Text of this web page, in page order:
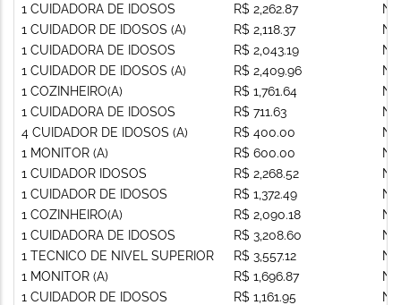
1 CUIDADORA DE IDOSOS
1 CUIDADOR DE IDOSOS (A)
1 CUIDADORA DE IDOSOS
1 CUIDADOR DE IDOSOS (A)
1 COZINHEIRO(A)
1 CUIDADORA DE IDOSOS
4 CUIDADOR DE IDOSOS (A)
1 MONITOR (A)
1 CUIDADOR IDOSOS
1 CUIDADOR DE IDOSOS
1 COZINHEIRO(A)
1 CUIDADORA DE IDOSOS
1 TECNICO DE NIVEL SUPERIOR
1 MONITOR (A)
1 CUIDADOR DE IDOSOS
R$ 2,262.87
R$ 2,118.37
R$ 2,043.19
R$ 2,409.96
R$ 1,761.64
R$ 711.63
R$ 400.00
R$ 600.00
R$ 2,268.52
R$ 1,372.49
R$ 2,090.18
R$ 3,208.60
R$ 3,557.12
R$ 1,696.87
R$ 1,161.95